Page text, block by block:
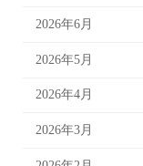
2026年6月
2026年5月
2026年4月
2026年3月